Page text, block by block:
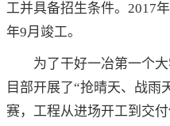
工并具备招生条件。2017
年9月竣工。
为了干好一冶第一个
目部开展了“抢晴天、战雨
赛，工程从进场开工到交